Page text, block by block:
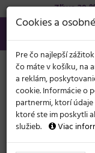
Zľava 20
02/21 201 099
Po−pia: 8−17
KATEGÓRIE
MENU
Kadernícke
Cookies a
Pre čo najlepší
čo máte v košíku, na
a reklám,
cookie. Informácie o
partnermi, ktorí
ktoré ste im poskytli
služieb.
Viac